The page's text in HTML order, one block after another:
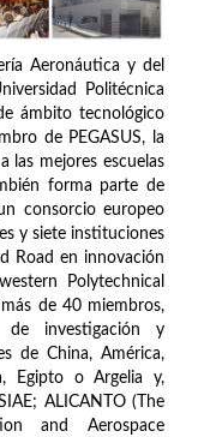
Aeronáutica y del
Politécnica
ámbito tecnológico
de PEGASUS, la
las mejores escuelas
forma parte de
consorcio europeo
y siete instituciones
Road en innovación
Polytechnical
de 40 miembros,
de investigación y
de China, América,
Egipto o Argelia y,
ALICANTO (The
and Aerospace